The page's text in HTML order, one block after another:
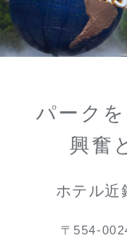
パーク
興奮
ホテル近
〒554-